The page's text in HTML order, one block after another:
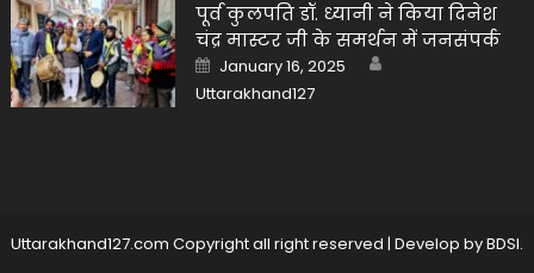
पूर्व कुलपति डॉ. ध्यानी ने किया दिनेश
चंद्र मास्टर जी के समर्थन में जनसंपर्क
Posted
on
January 16, 2025
Uttarakhand127
Uttarakhand127.com Copyright all right reserved | Develop byBDSI.